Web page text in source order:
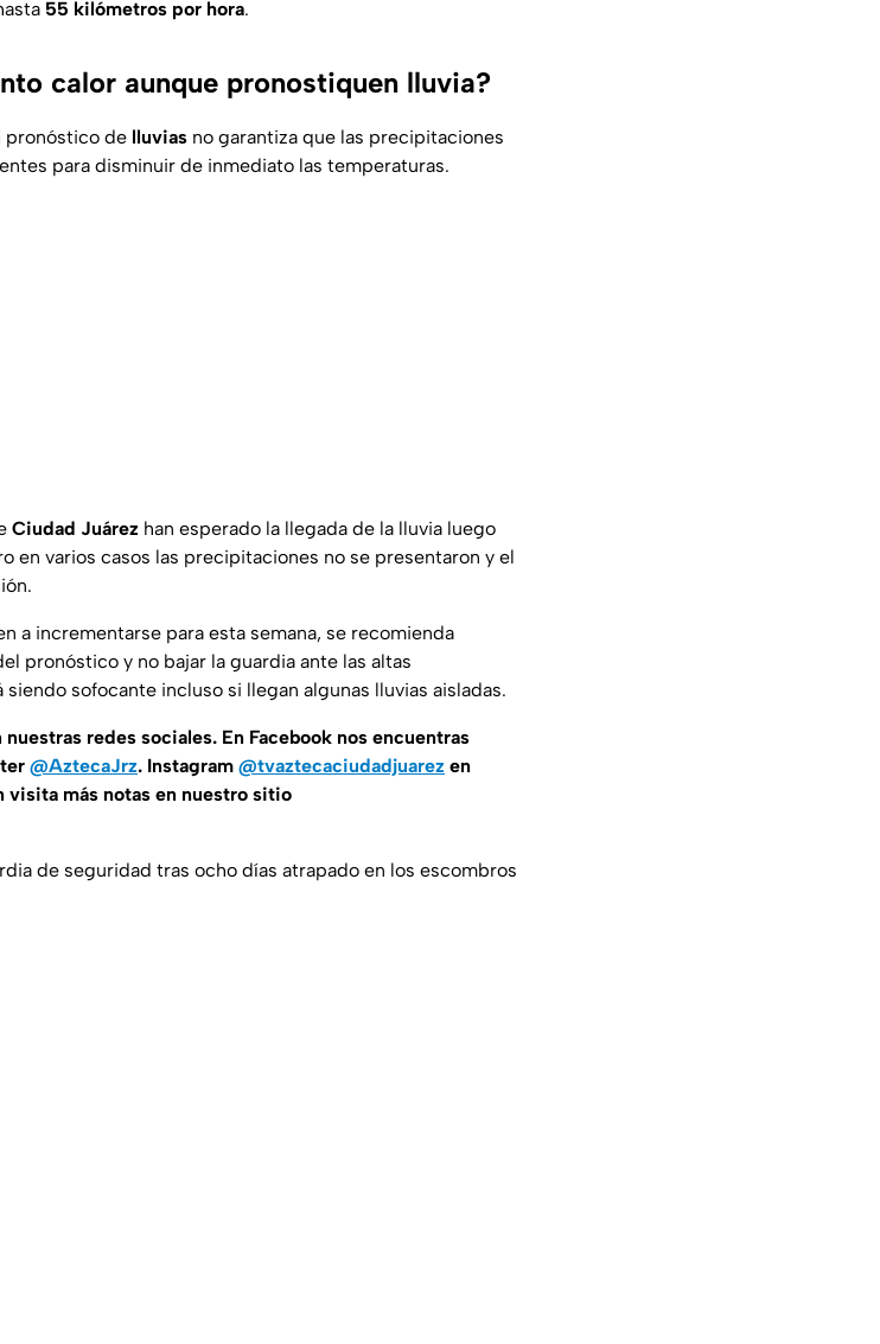
55 kilómetros por hora.
calor aunque pronostiquen lluvia?
pronóstico de lluvias no garantiza que las precipitaciones
para disminuir de inmediato las temperaturas.
Ciudad Juárez han esperado la llegada de la lluvia luego
en varios casos las precipitaciones no se presentaron y el
a incrementarse para esta semana, se recomienda
pronóstico y no bajar la guardia ante las altas
sofocante incluso si llegan algunas lluvias aisladas.
redes sociales. En Facebook nos encuentras
@AztecaJrz. Instagram @tvaztecaciudadjuarez en
visita más notas en nuestro sitio
de seguridad tras ocho días atrapado en los escombros